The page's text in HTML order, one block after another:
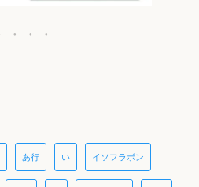
あ行 い イソフラボン